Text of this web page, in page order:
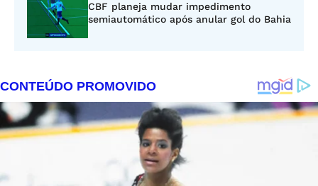
CBF planeja mudar impedimento
semiautomático após anular gol do Bahia